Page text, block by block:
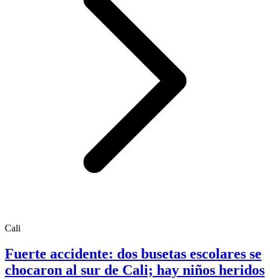
Cali
Fuerte accidente: dos busetas escolares se
chocaron al sur de Cali; hay niños heridos